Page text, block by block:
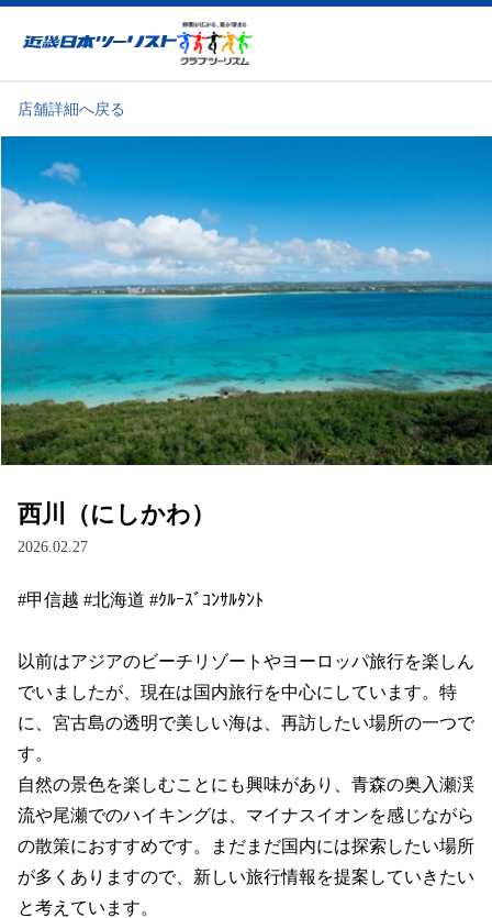
近畿日本ツーリスト
店舗詳細へ戻る
西川（にしかわ）
2026.02.27
#甲信越 #北海道 #ｸﾙｰｽﾞｺﾝｻﾙﾀﾝﾄ
以前はアジアのビーチリゾートやヨーロッパ旅行を楽しん
でいましたが、現在は国内旅行を中心にしています。特
に、宮古島の透明で美しい海は、再訪したい場所の一つで
す。
自然の景色を楽しむことにも興味があり、青森の奥入瀬渓
流や尾瀬でのハイキングは、マイナスイオンを感じながら
の散策におすすめです。まだまだ国内には探索したい場所
が多くありますので、新しい旅行情報を提案していきたい
と考えています。